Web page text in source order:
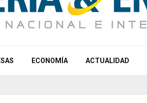
ECONOMÍA ACTUALIDAD